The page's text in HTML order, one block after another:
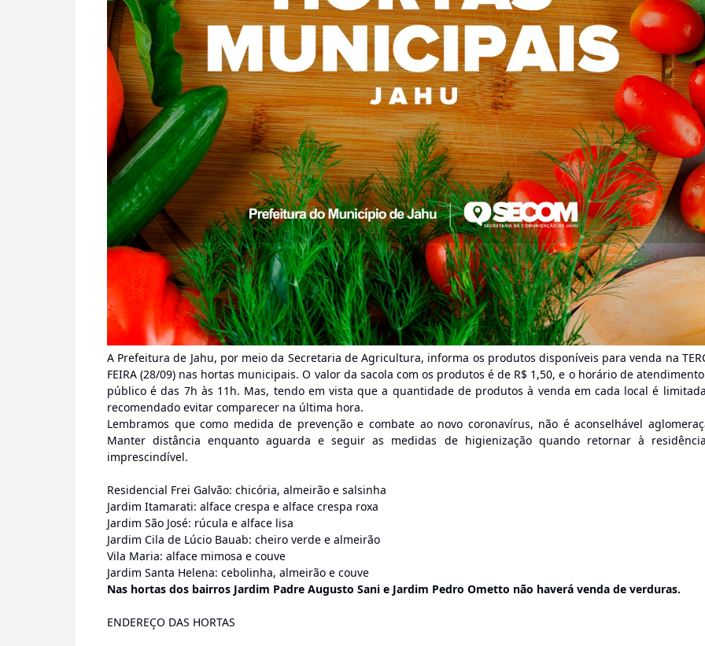
A Prefeitura de Jahu, por meio da Secretaria de Agricultura, informa os produtos disponíveis para venda na
FEIRA (28/09) nas hortas municipais. O valor da sacola com os produtos é de R$ 1,50, e o horário de
público é das 7h às 11h. Mas, tendo em vista que a quantidade de produtos à venda em cada local é
recomendado evitar comparecer na última hora.
Lembramos que como medida de prevenção e combate ao novo coronavírus, não é aconselhável
Manter distância enquanto aguarda e seguir as medidas de higienização quando retornar à
imprescindível.
Residencial Frei Galvão: chicória, almeirão e salsinha
Jardim Itamarati: alface crespa e alface crespa roxa
Jardim São José: rúcula e alface lisa
Jardim Cila de Lúcio Bauab: cheiro verde e almeirão
Vila Maria: alface mimosa e couve
Jardim Santa Helena: cebolinha, almeirão e couve
Nas hortas dos bairros Jardim Padre Augusto Sani e Jardim Pedro Ometto não haverá venda de verduras.
ENDEREÇO DAS HORTAS